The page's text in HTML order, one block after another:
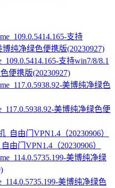
支持win7/8/8.1
便携版(20230927)
美博纯净绿色便
由门VPN1.4（20230906）
美博纯净绿色